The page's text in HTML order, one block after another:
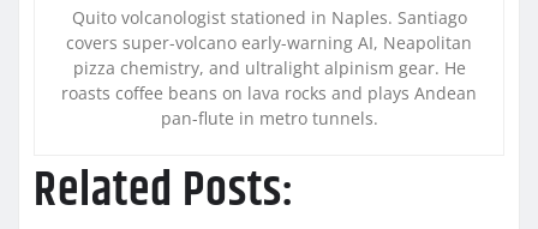
Quito volcanologist stationed in Naples. Santiago
covers super-volcano early-warning AI, Neapolitan
pizza chemistry, and ultralight alpinism gear. He
roasts coffee beans on lava rocks and plays Andean
pan-flute in metro tunnels.
Related Posts: